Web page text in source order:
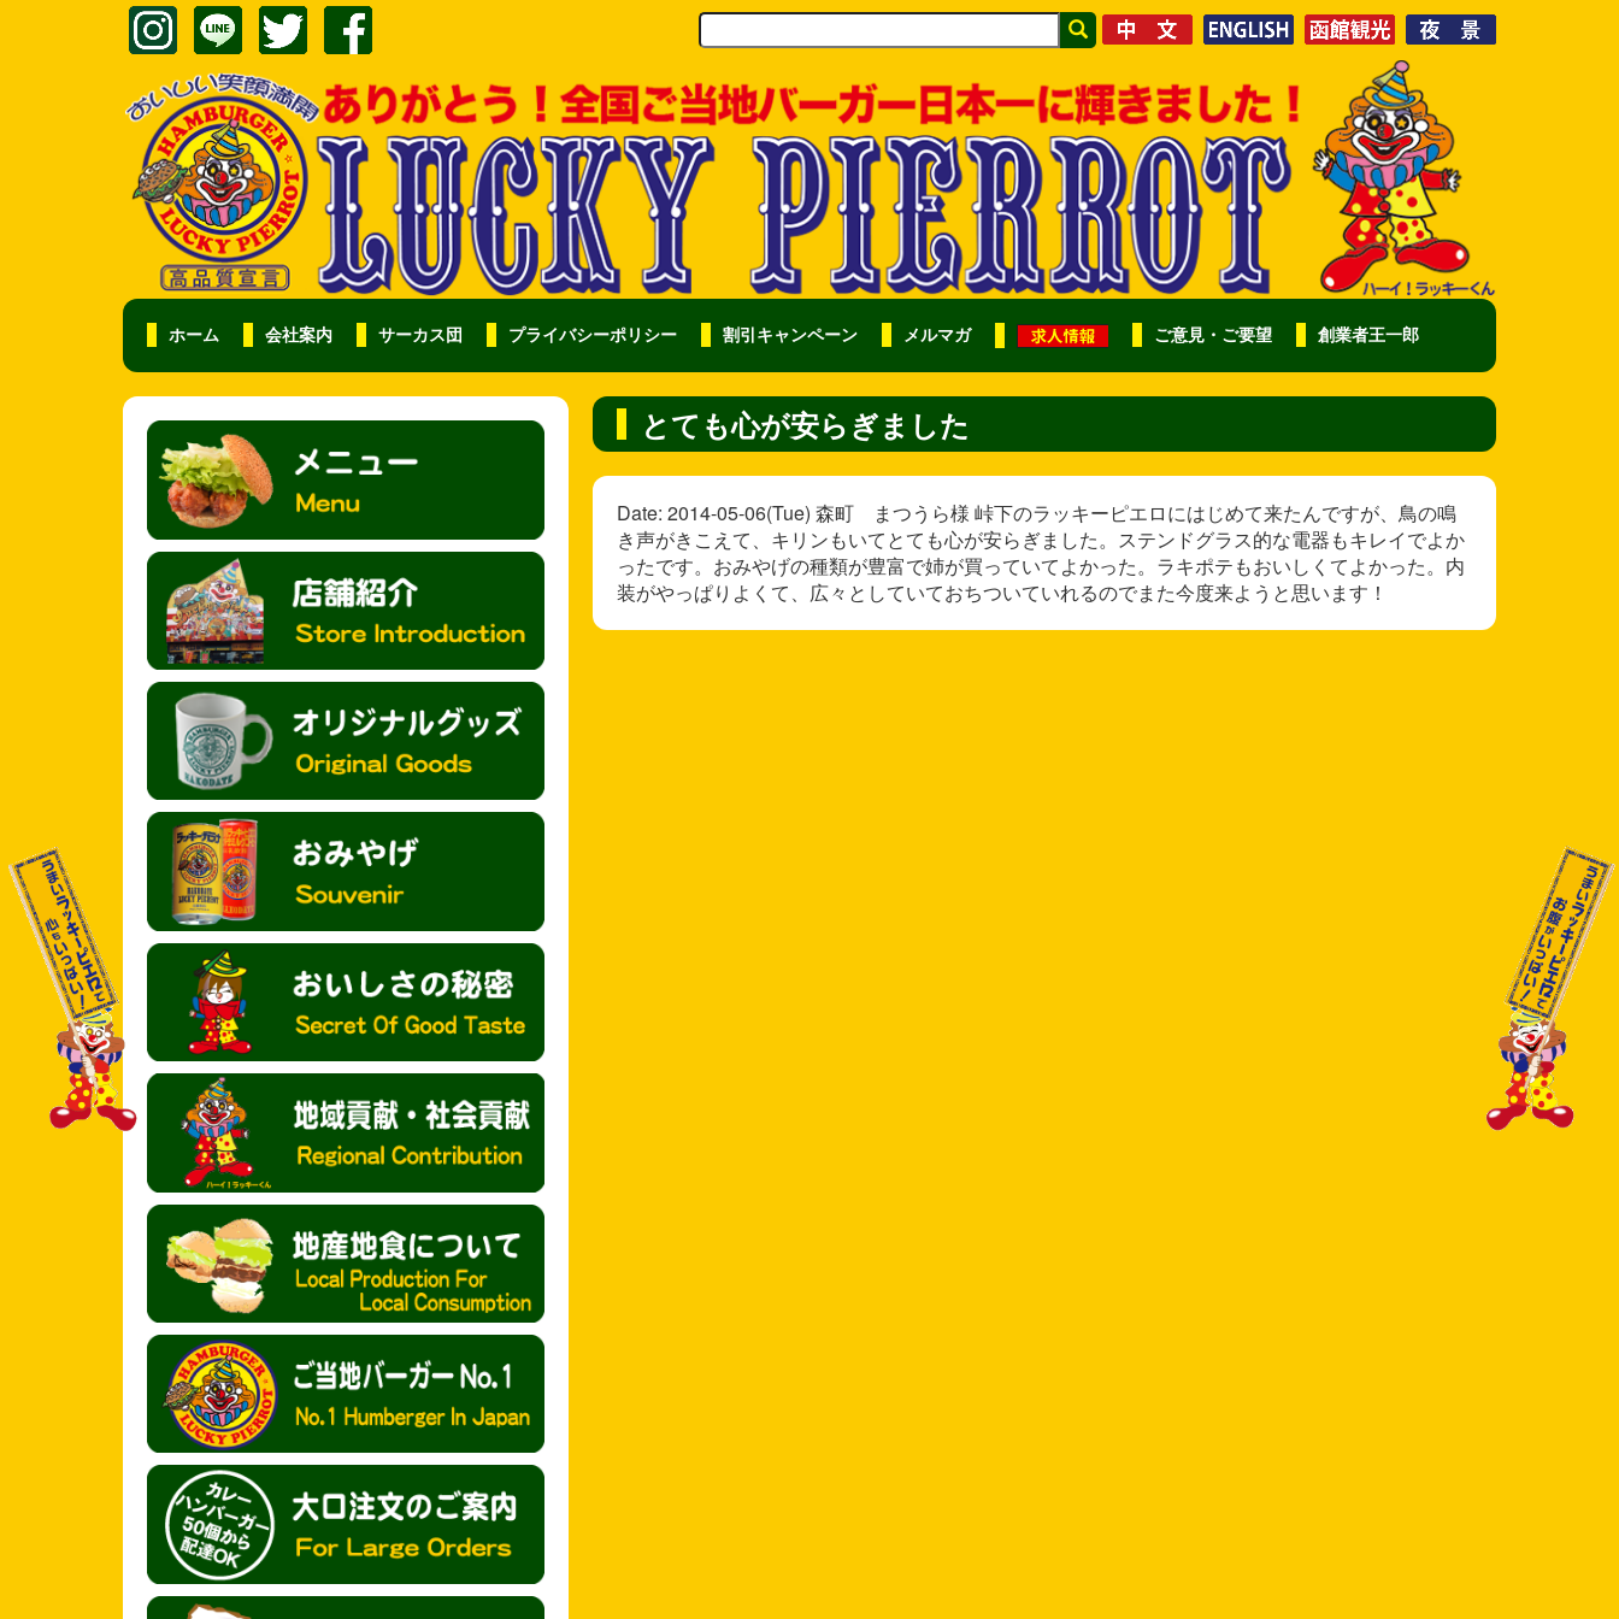
ホーム 会社案内 サーカス団 プライバシーポリシー 割引キャンペーン メルマガ ご意見・ご要望 創業者王一郎
とても心が安らぎました
Date: 2014-05-06(Tue) 森町 まつうら様 峠下のラッキーピエロにはじめて来たんですが、鳥の鳴
き声がきこえて、キリンもいてとても心が安らぎました。ステンドグラス的な電器もキレイでよか
ったです。おみやげの種類が豊富で姉が買っていてよかった。ラキポテもおいしくてよかった。内
装がやっぱりよくて、広々としていておちついていれるのでまた今度来ようと思います！